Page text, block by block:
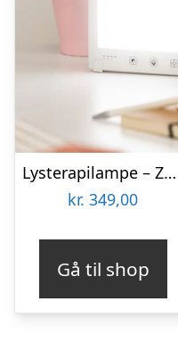
Lysterapilampe – Zenkuru
kr. 349,00
Gå til shop